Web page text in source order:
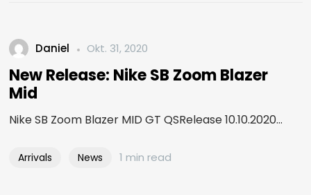
Daniel Okt. 31, 2020
New Release: Nike SB Zoom Blazer
Mid
Nike SB Zoom Blazer MID GT QSRelease 10.10.2020...
Arrivals News 1 min read